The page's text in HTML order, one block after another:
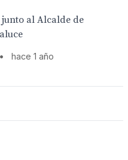
al Alcalde de
• hace 1 año